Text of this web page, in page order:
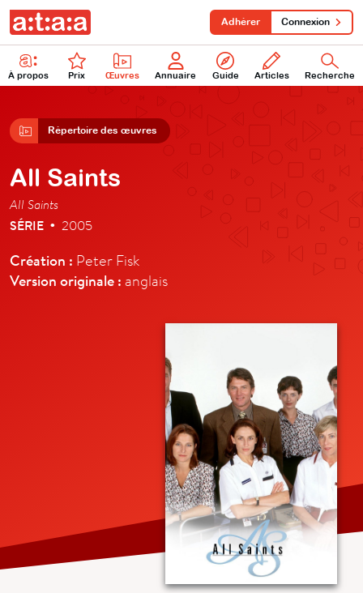
À propos Prix Œuvres Annuaire Guide Articles Recherche
Adhérer Connexion
Répertoire des œuvres
All Saints
All Saints
SÉRIE • 2005
Création : Peter Fisk
Version originale : anglais